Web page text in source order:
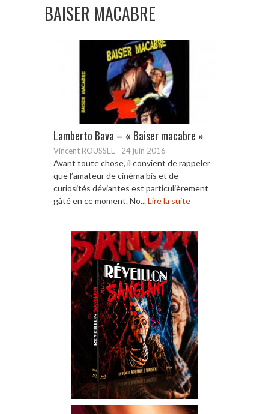
BAISER MACABRE
Lamberto Bava – « Baiser macabre »
Vincent ROUSSEL - 24 juin 2016
Avant toute chose, il convient de rappeler
que l’amateur de cinéma bis et de
curiosités déviantes est particulièrement
gâté en ce moment. No...Lire la suite